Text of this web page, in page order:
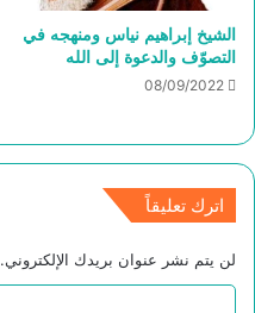
الشيخ إبراهيم نياس ومنهجه في
التصوّف والدعوة إلى الله
08/09/2022
اترك تعليقاً
لن يتم نشر عنوان بريدك الإلكتروني.